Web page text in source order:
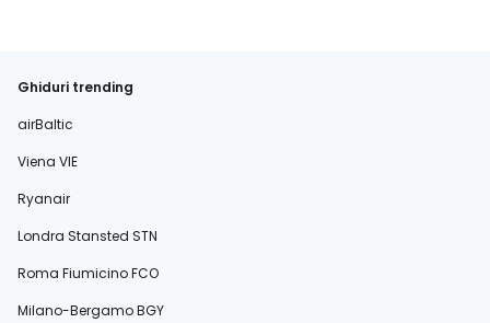
Ghiduri trending
airBaltic
Viena VIE
Ryanair
Londra Stansted STN
Roma Fiumicino FCO
Milano-Bergamo BGY